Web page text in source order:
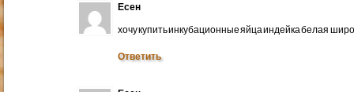
Есен
хочу купить инкубационные яйца индейка белая
Ответить